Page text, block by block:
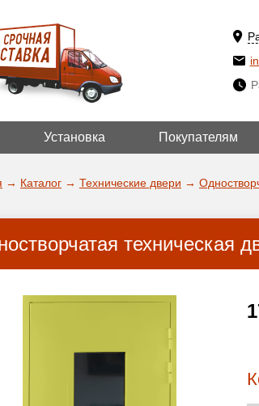
ДА!
Установка Покупателям
→ Каталог → Технические двери →
техническая